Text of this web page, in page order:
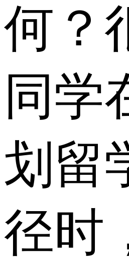
何？
同学
划留
径时